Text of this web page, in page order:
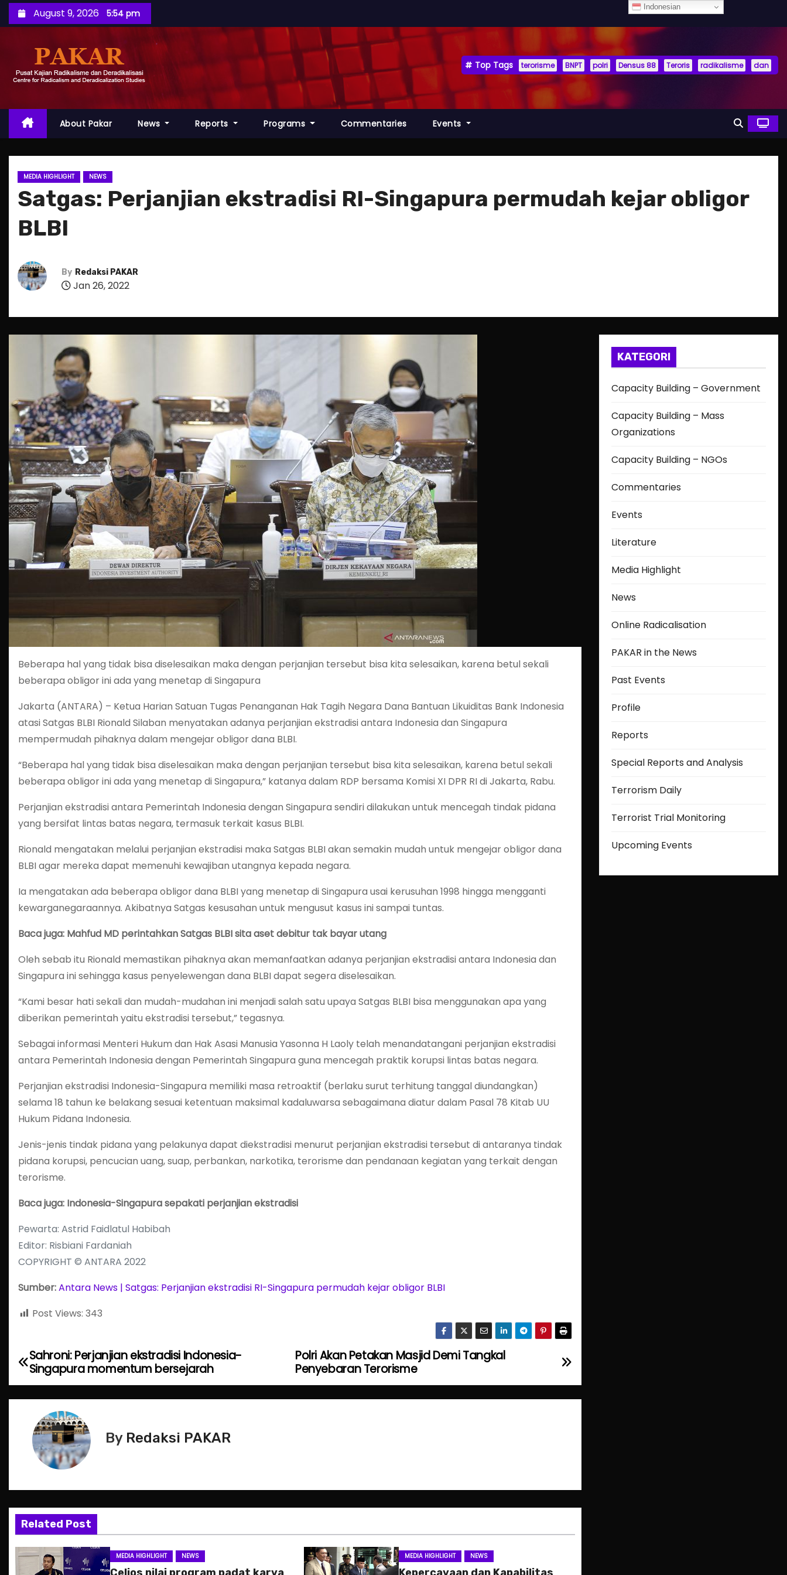
k
c
n
August 9, 2026 5:54 pm
Top Tags terorisme BNPT polri Densus 88 Teroris radikalisme dan
About Pakar News Reports Programs Commentaries Events
MEDIA HIGHLIGHT NEWS
Satgas: Perjanjian ekstradisi RI-Singapura permudah kejar obligor
BLBI
By Redaksi PAKAR
Jan 26, 2022
Beberapa hal yang tidak bisa diselesaikan maka dengan perjanjian tersebut bisa kita selesaikan, karena betul sekali
beberapa obligor ini ada yang menetap di Singapura
Jakarta (ANTARA) – Ketua Harian Satuan Tugas Penanganan Hak Tagih Negara Dana Bantuan Likuiditas Bank Indonesia
atasi Satgas BLBI Rionald Silaban menyatakan adanya perjanjian ekstradisi antara Indonesia dan Singapura
mempermudah pihaknya dalam mengejar obligor dana BLBI.
“Beberapa hal yang tidak bisa diselesaikan maka dengan perjanjian tersebut bisa kita selesaikan, karena betul sekali
beberapa obligor ini ada yang menetap di Singapura,” katanya dalam RDP bersama Komisi XI DPR RI di Jakarta, Rabu.
Perjanjian ekstradisi antara Pemerintah Indonesia dengan Singapura sendiri dilakukan untuk mencegah tindak pidana
yang bersifat lintas batas negara, termasuk terkait kasus BLBI.
Rionald mengatakan melalui perjanjian ekstradisi maka Satgas BLBI akan semakin mudah untuk mengejar obligor dana
BLBI agar mereka dapat memenuhi kewajiban utangnya kepada negara.
Ia mengatakan ada beberapa obligor dana BLBI yang menetap di Singapura usai kerusuhan 1998 hingga mengganti
kewarganegaraannya. Akibatnya Satgas kesusahan untuk mengusut kasus ini sampai tuntas.
Baca juga: Mahfud MD perintahkan Satgas BLBI sita aset debitur tak bayar utang
Oleh sebab itu Rionald memastikan pihaknya akan memanfaatkan adanya perjanjian ekstradisi antara Indonesia dan
Singapura ini sehingga kasus penyelewengan dana BLBI dapat segera diselesaikan.
“Kami besar hati sekali dan mudah-mudahan ini menjadi salah satu upaya Satgas BLBI bisa menggunakan apa yang
diberikan pemerintah yaitu ekstradisi tersebut,” tegasnya.
Sebagai informasi Menteri Hukum dan Hak Asasi Manusia Yasonna H Laoly telah menandatangani perjanjian ekstradisi
antara Pemerintah Indonesia dengan Pemerintah Singapura guna mencegah praktik korupsi lintas batas negara.
Perjanjian ekstradisi Indonesia-Singapura memiliki masa retroaktif (berlaku surut terhitung tanggal diundangkan)
selama 18 tahun ke belakang sesuai ketentuan maksimal kadaluwarsa sebagaimana diatur dalam Pasal 78 Kitab UU
Hukum Pidana Indonesia.
Jenis-jenis tindak pidana yang pelakunya dapat diekstradisi menurut perjanjian ekstradisi tersebut di antaranya tindak
pidana korupsi, pencucian uang, suap, perbankan, narkotika, terorisme dan pendanaan kegiatan yang terkait dengan
terorisme.
Baca juga: Indonesia-Singapura sepakati perjanjian ekstradisi
Pewarta: Astrid Faidlatul Habibah
Editor: Risbiani Fardaniah
COPYRIGHT © ANTARA 2022
Sumber:Antara News | Satgas: Perjanjian ekstradisi RI-Singapura permudah kejar obligor BLBI
Post Views: 343
P
o
v
i
g
Polri Akan Petakan Masjid Demi Tangkal
Penyebaran Terorisme
Sahroni: Perjanjian ekstradisi Indonesia-
Singapura momentum bersejarah
By Redaksi PAKAR
Related Post
MEDIA HIGHLIGHT NEWS MEDIA HIGHLIGHT NEWS
KATEGORI
Capacity Building – Government
Capacity Building – Mass
Organizations
Capacity Building – NGOs
Commentaries
Events
Literature
Media Highlight
News
Online Radicalisation
PAKAR in the News
Past Events
Profile
Reports
Special Reports and Analysis
Terrorism Daily
Terrorist Trial Monitoring
Upcoming Events
Indonesian